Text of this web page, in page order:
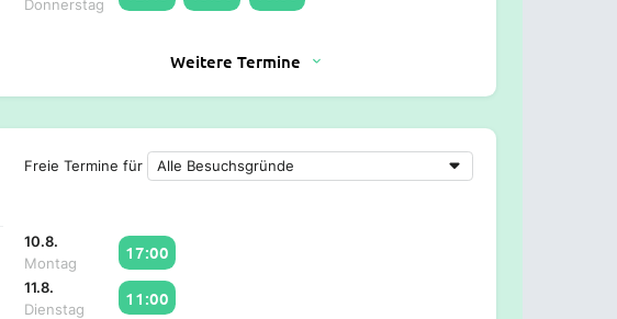
Donnerstag
Weitere Termine
Freie Termine für
10.8.
Montag
17:00
11.8.
Dienstag
11:00